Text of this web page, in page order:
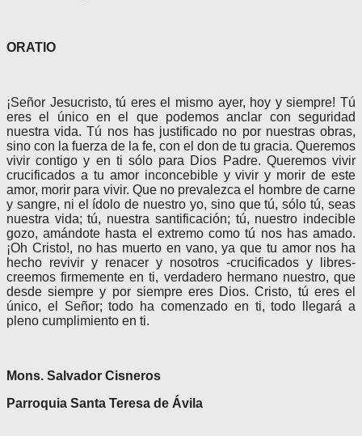
ORATIO
¡Señor Jesucristo, tú eres el mismo ayer, hoy y siempre! Tú
eres el único en el que podemos anclar con seguridad
nuestra vida. Tú nos has justificado no por nuestras obras,
sino con la fuerza de la fe, con el don de tu gracia. Queremos
vivir contigo y en ti sólo para Dios Padre. Queremos vivir
crucificados a tu amor inconcebible y vivir y morir de este
amor, morir para vivir. Que no prevalezca el hombre de carne
y sangre, ni el ídolo de nuestro yo, sino que tú, sólo tú, seas
nuestra vida; tú, nuestra santificación; tú, nuestro indecible
gozo, amándote hasta el extremo como tú nos has amado.
¡Oh Cristo!, no has muerto en vano, ya que tu amor nos ha
hecho revivir y renacer y nosotros -crucificados y libres-
creemos firmemente en ti, verdadero hermano nuestro, que
desde siempre y por siempre eres Dios. Cristo, tú eres el
único, el Señor; todo ha comenzado en ti, todo llegará a
pleno cumplimiento en ti.
Mons. Salvador Cisneros
Parroquia Santa Teresa de Ávila